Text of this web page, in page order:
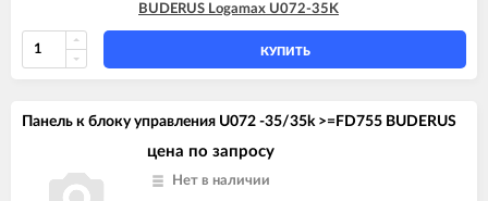
BUDERUS Logamax U072-35K
КУПИТЬ
Панель к блоку управления U072 -35/35k >=FD755 BUDERUS
цена по запросу
Нет в наличии